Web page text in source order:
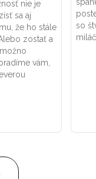
nie je
sa aj
že ho stále
zostať a
vám,
so